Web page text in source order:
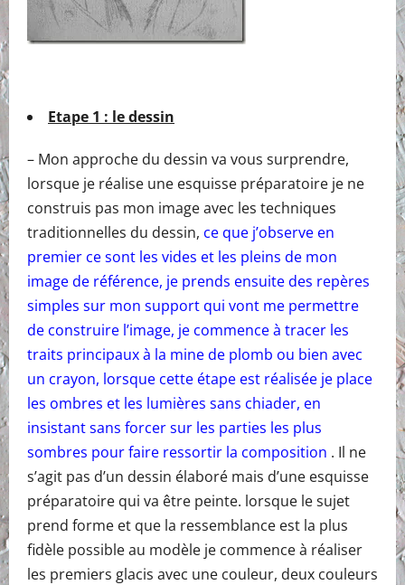
Etape 1 : le dessin
– Mon approche du dessin va vous surprendre,
lorsque je réalise une esquisse préparatoire je ne
construis pas mon image avec les techniques
traditionnelles du dessin, ce que j’observe en
premier ce sont les vides et les pleins de mon
image de référence, je prends ensuite des repères
simples sur mon support qui vont me permettre
de construire l’image, je commence à tracer les
traits principaux à la mine de plomb ou bien avec
un crayon, lorsque cette étape est réalisée je place
les ombres et les lumières sans chiader, en
insistant sans forcer sur les parties les plus
sombres pour faire ressortir la composition . Il ne
s’agit pas d’un dessin élaboré mais d’une esquisse
préparatoire qui va être peinte. lorsque le sujet
prend forme et que la ressemblance est la plus
fidèle possible au modèle je commence à réaliser
les premiers glacis avec une couleur, deux couleurs